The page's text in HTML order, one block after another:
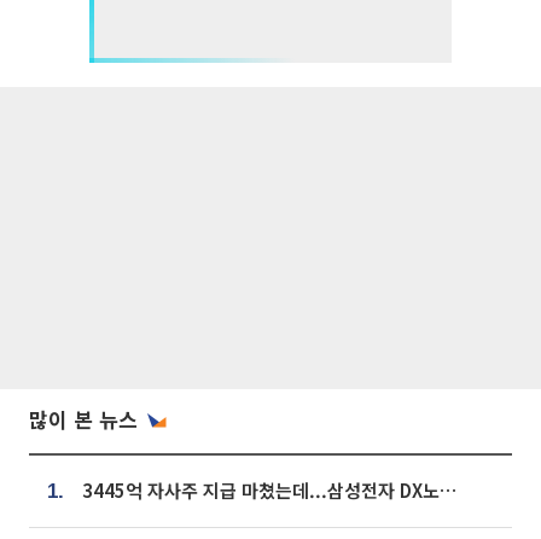
많이 본 뉴스
1. 3445억 자사주 지급 마쳤는데...삼성전자 DX노조, 뒤늦은 '떼쓰기 집회'